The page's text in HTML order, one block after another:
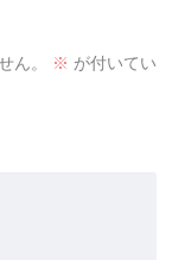
ん。 ※ が付いてい